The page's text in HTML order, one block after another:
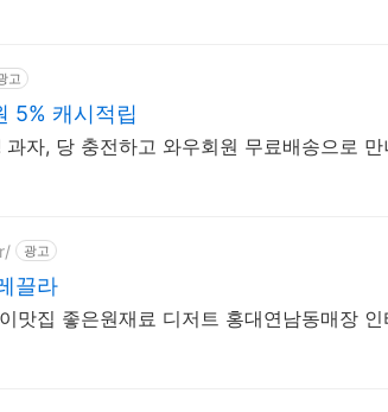
고
5% 캐시적립
자, 당 충전하고 와우회원 무료배송으로
광고
끌라
맛집 좋은원재료 디저트 홍대연남동매장